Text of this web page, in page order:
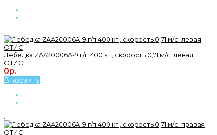
Лебедка ZAA20006A-9 г/п 400 кг., скорость 0,71 м/с. левая
ОТИС
0р.
В корзину